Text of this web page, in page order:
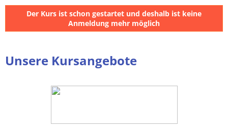
Der Kurs ist schon gestartet und deshalb ist keine
Anmeldung mehr möglich
Unsere Kursangebote